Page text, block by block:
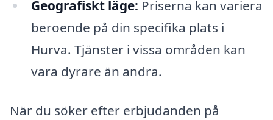
Geografiskt läge: Priserna kan variera
beroende på din specifika plats i
Hurva. Tjänster i vissa områden kan
vara dyrare än andra.
När du söker efter erbjudanden på